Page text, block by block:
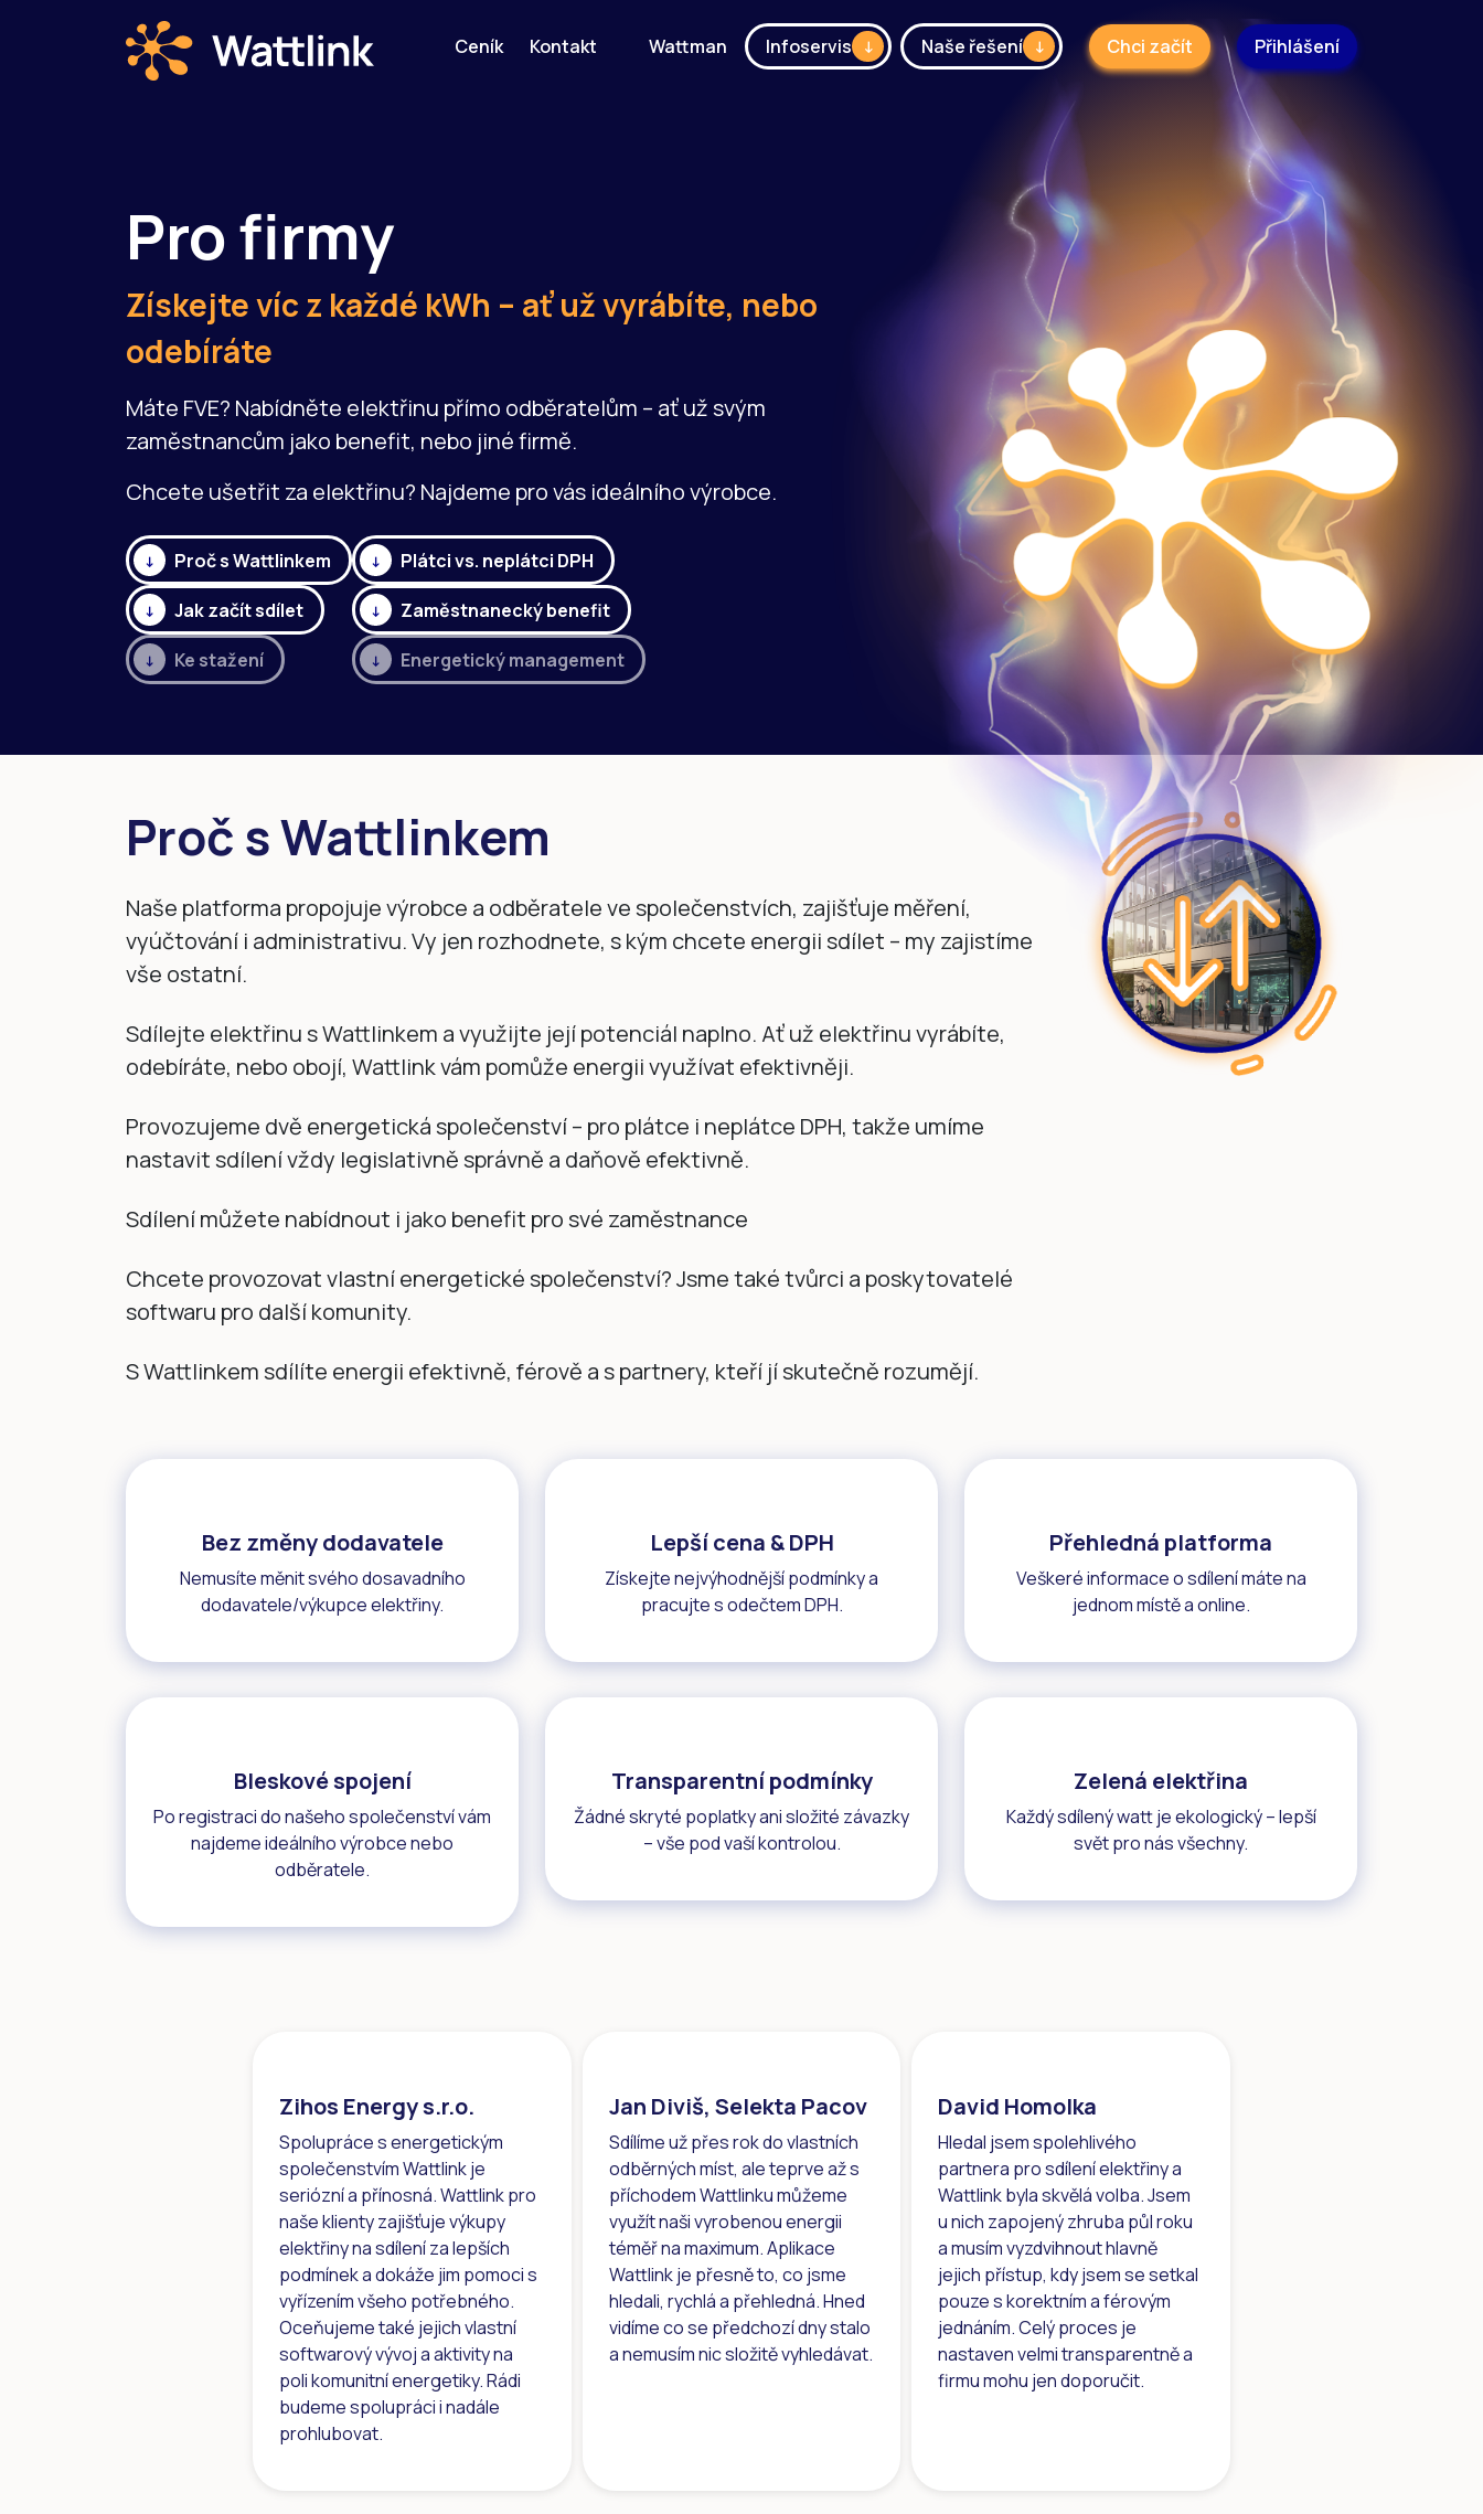
Ceník Kontakt Wattman Infoservis Naše řešení Chci začít Přihlášení
Pro firmy
Získejte víc z každé kWh – ať už vyrábíte, nebo
odebíráte
Máte FVE? Nabídněte elektřinu přímo odběratelům – ať už svým
zaměstnancům jako benefit, nebo jiné firmě.
Chcete ušetřit za elektřinu? Najdeme pro vás ideálního výrobce.
Proč s Wattlinkem
Jak začít sdílet
Ke stažení
Plátci vs. neplátci DPH
Zaměstnanecký benefit
Energetický management
Proč s Wattlinkem
Naše platforma propojuje výrobce a odběratele ve společenstvích, zajišťuje měření,
vyúčtování i administrativu. Vy jen rozhodnete, s kým chcete energii sdílet – my zajistíme
vše ostatní.
Sdílejte elektřinu s Wattlinkem a využijte její potenciál naplno. Ať už elektřinu vyrábíte,
odebíráte, nebo obojí, Wattlink vám pomůže energii využívat efektivněji.
Provozujeme dvě energetická společenství – pro plátce i neplátce DPH, takže umíme
nastavit sdílení vždy legislativně správně a daňově efektivně.
Sdílení můžete nabídnout i jako benefit pro své zaměstnance
Chcete provozovat vlastní energetické společenství? Jsme také tvůrci a poskytovatelé
softwaru pro další komunity.
S Wattlinkem sdílíte energii efektivně, férově a s partnery, kteří jí skutečně rozumějí.
Bez změny dodavatele
Nemusíte měnit svého dosavadního
dodavatele/výkupce elektřiny.
Lepší cena & DPH
Získejte nejvýhodnější podmínky a
pracujte s odečtem DPH.
Přehledná platforma
Veškeré informace o sdílení máte na
jednom místě a online.
Bleskové spojení
Po registraci do našeho společenství vám
najdeme ideálního výrobce nebo
odběratele.
Transparentní podmínky
Žádné skryté poplatky ani složité závazky
– vše pod vaší kontrolou.
Zelená elektřina
Každý sdílený watt je ekologický – lepší
svět pro nás všechny.
Zihos Energy s.r.o.
Spolupráce s energetickým
společenstvím Wattlink je
seriózní a přínosná. Wattlink pro
naše klienty zajišťuje výkupy
elektřiny na sdílení za lepších
podmínek a dokáže jim pomoci s
vyřízením všeho potřebného.
Oceňujeme také jejich vlastní
softwarový vývoj a aktivity na
poli komunitní energetiky. Rádi
budeme spolupráci i nadále
prohlubovat.
Jan Diviš, Selekta Pacov
Sdílíme už přes rok do vlastních
odběrných míst, ale teprve až s
příchodem Wattlinku můžeme
využít naši vyrobenou energii
téměř na maximum. Aplikace
Wattlink je přesně to, co jsme
hledali, rychlá a přehledná. Hned
vidíme co se předchozí dny stalo
a nemusím nic složitě vyhledávat.
David Homolka
Hledal jsem spolehlivého
partnera pro sdílení elektřiny a
Wattlink byla skvělá volba. Jsem
u nich zapojený zhruba půl roku
a musím vyzdvihnout hlavně
jejich přístup, kdy jsem se setkal
pouze s korektním a férovým
jednáním. Celý proces je
nastaven velmi transparentně a
firmu mohu jen doporučit.